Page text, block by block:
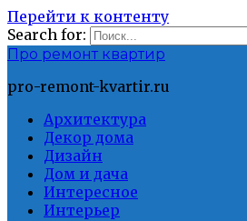
Перейти к контенту
Search for:
Про ремонт квартир
pro-remont-kvartir.ru
Архитектура
Декор дома
Дизайн
Дом и дача
Интересное
Интерьер